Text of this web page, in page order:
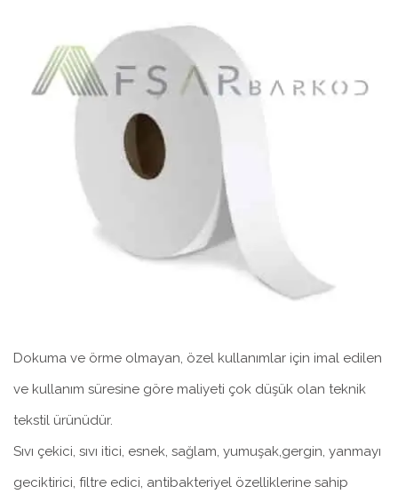
Dokuma ve örme olmayan, özel kullanımlar için imal edilen
ve kullanım süresine göre maliyeti çok düşük olan teknik
tekstil ürünüdür.
Sıvı çekici, sıvı itici, esnek, sağlam, yumuşak,gergin, yanmayı
geciktirici, filtre edici, antibakteriyel özelliklerine sahip